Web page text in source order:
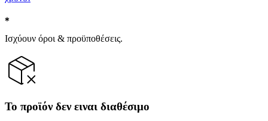
Ισχύουν όροι & προϋποθέσεις.
Το προϊόν δεν ειναι διαθέσιμο